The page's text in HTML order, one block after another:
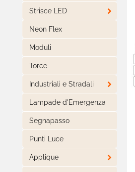
Strisce LED 
Neon Flex
Moduli
Torce
Industriali e Stradali 
Lampade d'Emergenza
Segnapasso
Punti Luce
Applique 